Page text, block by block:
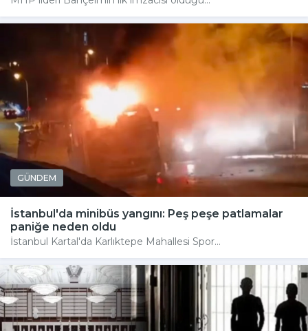
GÜNDEM
İstanbul'da minibüs yangını: Peş peşe patlamalar
paniğe neden oldu
İstanbul Kartal'da Karlıktepe Mahallesi Spor...